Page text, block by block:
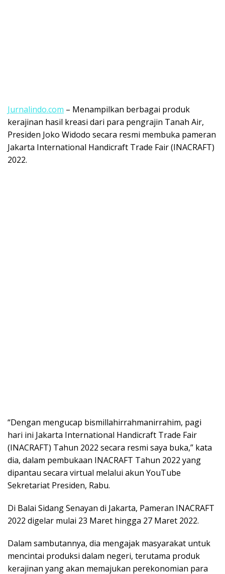
Jurnalindo.com – Menampilkan berbagai produk
kerajinan hasil kreasi dari para pengrajin Tanah Air,
Presiden Joko Widodo secara resmi membuka pameran
Jakarta International Handicraft Trade Fair (INACRAFT)
2022.
“Dengan mengucap bismillahirrahmanirrahim, pagi
hari ini Jakarta International Handicraft Trade Fair
(INACRAFT) Tahun 2022 secara resmi saya buka,” kata
dia, dalam pembukaan INACRAFT Tahun 2022 yang
dipantau secara virtual melalui akun YouTube
Sekretariat Presiden, Rabu.
Di Balai Sidang Senayan di Jakarta, Pameran INACRAFT
2022 digelar mulai 23 Maret hingga 27 Maret 2022.
Dalam sambutannya, dia mengajak masyarakat untuk
mencintai produksi dalam negeri, terutama produk
kerajinan yang akan memajukan perekonomian para